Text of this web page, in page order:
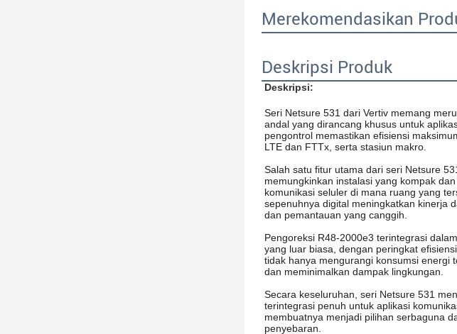
Merekomendasikan
Deskripsi Produk
Deskripsi:
Seri Netsure 531 dari Vertiv memang
andal yang dirancang khusus untuk
pengontrol memastikan efisiensi
LTE dan FTTx, serta stasiun makro.
Salah satu fitur utama dari seri Netsure
memungkinkan instalasi yang kompak
komunikasi seluler di mana ruang yang
sepenuhnya digital meningkatkan kinerja
dan pemantauan yang canggih.
Pengoreksi R48-2000e3 terintegrasi
yang luar biasa, dengan peringkat
tidak hanya mengurangi konsumsi energi
dan meminimalkan dampak lingkungan.
Secara keseluruhan, seri Netsure 531
terintegrasi penuh untuk aplikasi
membuatnya menjadi pilihan serbaguna
penyebaran.